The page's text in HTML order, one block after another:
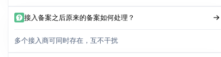
接入备案之后原来的备案如何处理？
多个接入商可同时存在，互不干扰